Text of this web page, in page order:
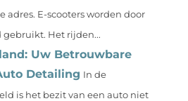
adres. E-scooters worden door
gebruikt. Het rijden...
Uw Betrouwbare
Detailing In de
is het bezit van een auto niet